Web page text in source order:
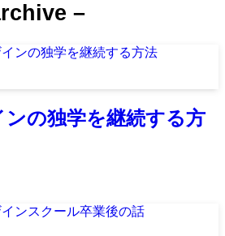
–
の独学を継続する方